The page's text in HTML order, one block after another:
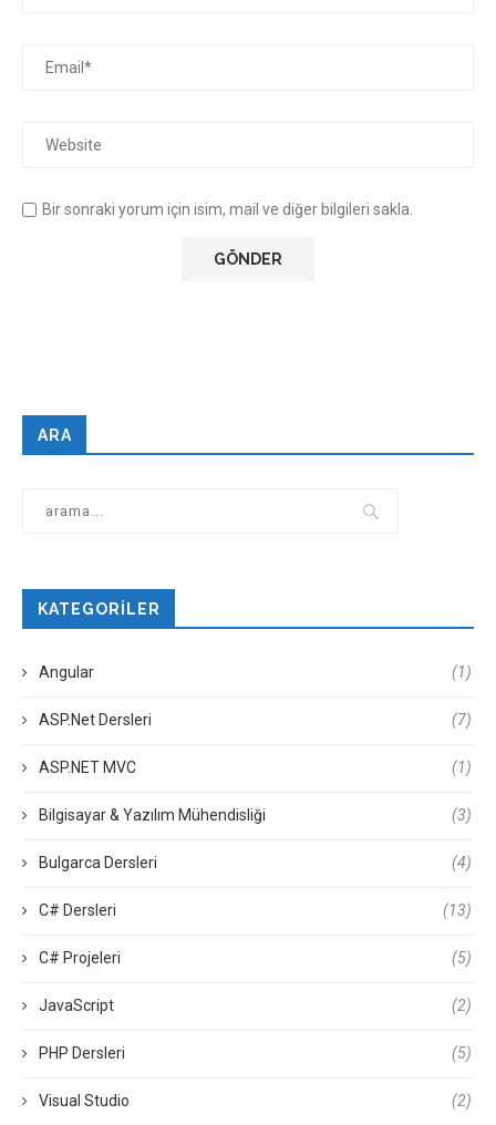
Bir sonraki yorum için isim, mail ve diğer bilgileri sakla.
ARA
KATEGORILER
Angular (1)
ASP.Net Dersleri (7)
ASP.NET MVC (1)
Bilgisayar & Yazılım Mühendisliği (3)
Bulgarca Dersleri (4)
C# Dersleri (13)
C# Projeleri (5)
JavaScript (2)
PHP Dersleri (5)
Visual Studio (2)